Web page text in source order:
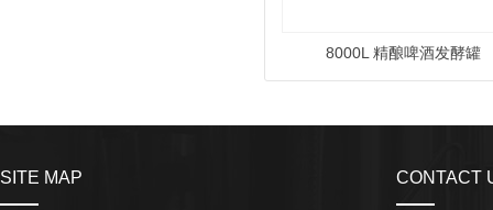
8000L 精酿啤酒发酵罐
SITE MAP CONTACT